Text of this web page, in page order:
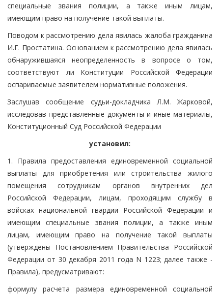
специальные звания полиции, а также иным лицам,
имеющим право на получение такой выплаты.
Поводом к рассмотрению дела явилась жалоба гражданина
И.Г. Простатина. Основанием к рассмотрению дела явилась
обнаружившаяся неопределенность в вопросе о том,
соответствуют ли Конституции Российской Федерации
оспариваемые заявителем нормативные положения.
Заслушав сообщение судьи-докладчика Л.М. Жарковой,
исследовав представленные документы и иные материалы,
Конституционный Суд Российской Федерации
установил:
1. Правила предоставления единовременной социальной
выплаты для приобретения или строительства жилого
помещения сотрудникам органов внутренних дел
Российской Федерации, лицам, проходящим службу в
войсках национальной гвардии Российской Федерации и
имеющим специальные звания полиции, а также иным
лицам, имеющим право на получение такой выплаты
(утверждены Постановлением Правительства Российской
Федерации от 30 декабря 2011 года N 1223; далее также -
Правила), предусматривают:
формулу расчета размера единовременной социальной